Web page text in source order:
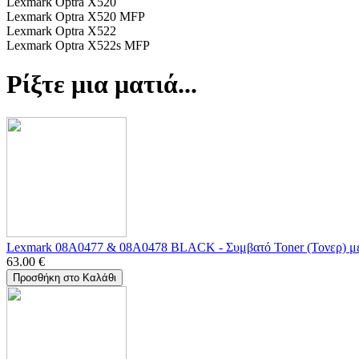
Lexmark Optra X520 MFP
Lexmark Optra X522
Lexmark Optra X522s MFP
Ρίξτε μια ματιά...
Lexmark 08A0477 & 08A0478 BLACK - Συμβατό Toner (Τονερ)
63.00 €
Προσθήκη στο Καλάθι